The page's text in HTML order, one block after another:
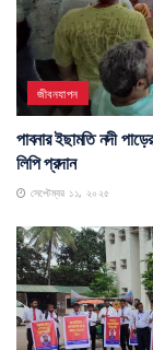
জীবনযাপন
পাবনার ইছামতি নদী
লিপি প্রদান
সেপ্টেম্বর ১১, ২০২৫